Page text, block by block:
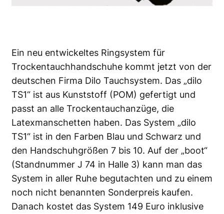
Ein neu entwickeltes Ringsystem für
Trockentauchhandschuhe kommt jetzt von der
deutschen Firma Dilo Tauchsystem. Das „dilo
TS1“ ist aus Kunststoff (POM) gefertigt und
passt an alle Trockentauchanzüge, die
Latexmanschetten haben. Das System „dilo
TS1“ ist in den Farben Blau und Schwarz und
den Handschuhgrößen 7 bis 10. Auf der „boot“
(Standnummer J 74 in Halle 3) kann man das
System in aller Ruhe begutachten und zu einem
noch nicht benannten Sonderpreis kaufen.
Danach kostet das System 149 Euro inklusive